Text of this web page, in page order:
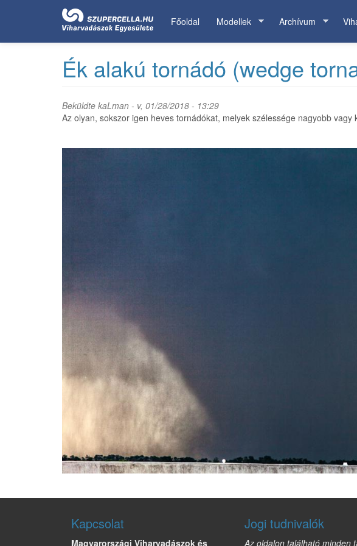
Főoldal Modellek Archívum
Ék alakú tornádó (wedge
Beküldte kaLman - v, 01/28/2018 - 13:29
Az olyan, sokszor igen heves tornádókat, melyek szélessége nagyobb
Kapcsolat
Magyarországi Viharvadászok és
Jogi tudnivalók
Az oldalon található minden